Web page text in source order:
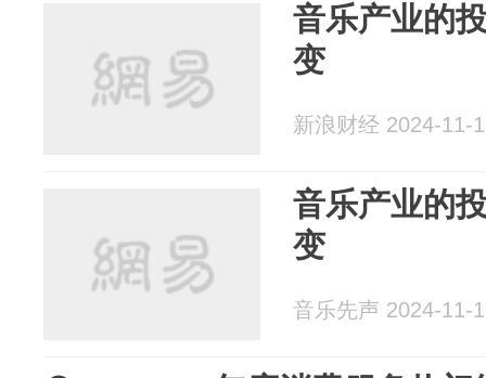
音乐产业的
变
新浪财经 2024-11-
音乐产业的
变
音乐先声 2024-11-